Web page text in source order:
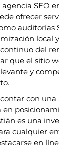
SEO
ofrecer
auditorías
local y
del
que el sitio
y
con una
en
es una
cualquier
en